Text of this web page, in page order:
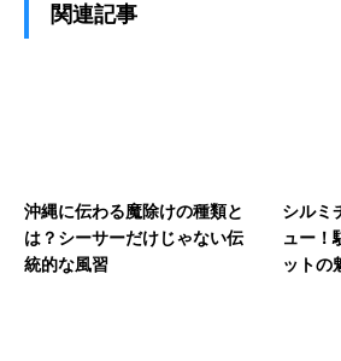
関連記事
沖縄に伝わる魔除けの種類と
は？シーサーだけじゃない伝
統的な風習
シルミ
ュー！
ットの